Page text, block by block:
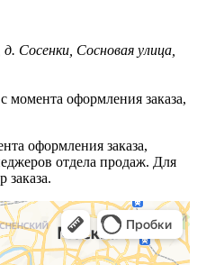
Сосенки, Сосновая улица,
момента оформления заказа,
оформления заказа,
отдела продаж. Для
заказа.